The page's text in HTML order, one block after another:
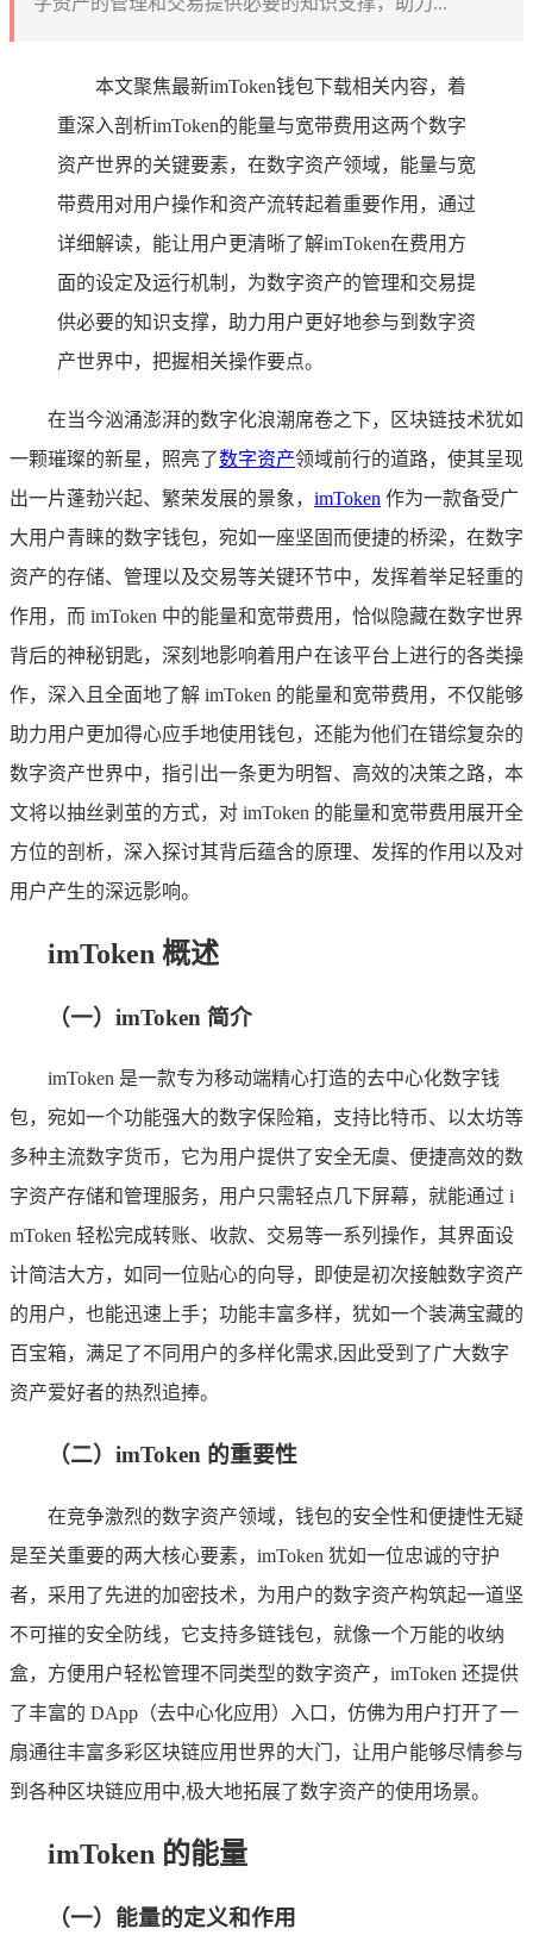
本文聚焦最新imToken钱包下载相关内容，着
重深入剖析imToken的能量与宽带费用这两个数字
资产世界的关键要素，在数字资产领域，能量与宽
带费用对用户操作和资产流转起着重要作用，通过
详细解读，能让用户更清晰了解imToken在费用方
面的设定及运行机制，为数字资产的管理和交易提
供必要的知识支撑，助力用户更好地参与到数字资
产世界中，把握相关操作要点。
在当今汹涌澎湃的数字化浪潮席卷之下，区块链技术犹如
一颗璀璨的新星，照亮了数字资产领域前行的道路，使其呈现
出一片蓬勃兴起、繁荣发展的景象， imToken 作为一款备受广
大用户青睐的数字钱包，宛如一座坚固而便捷的桥梁，在数字
资产的存储、管理以及交易等关键环节中，发挥着举足轻重的
作用，而 imToken 中的能量和宽带费用，恰似隐藏在数字世界
背后的神秘钥匙，深刻地影响着用户在该平台上进行的各类操
作，深入且全面地了解 imToken 的能量和宽带费用，不仅能够
助力用户更加得心应手地使用钱包，还能为他们在错综复杂的
数字资产世界中，指引出一条更为明智、高效的决策之路，本
文将以抽丝剥茧的方式，对 imToken 的能量和宽带费用展开全
方位的剖析，深入探讨其背后蕴含的原理、发挥的作用以及对
用户产生的深远影响。
imToken 概述
（一）imToken 简介
imToken 是一款专为移动端精心打造的去中心化数字钱
包，宛如一个功能强大的数字保险箱，支持比特币、以太坊等
多种主流数字货币，它为用户提供了安全无虞、便捷高效的数
字资产存储和管理服务，用户只需轻点几下屏幕，就能通过 i
mToken 轻松完成转账、收款、交易等一系列操作，其界面设
计简洁大方，如同一位贴心的向导，即使是初次接触数字资产
的用户，也能迅速上手；功能丰富多样，犹如一个装满宝藏的
百宝箱，满足了不同用户的多样化需求,因此受到了广大数字
资产爱好者的热烈追捧。
（二）imToken 的重要性
在竞争激烈的数字资产领域，钱包的安全性和便捷性无疑
是至关重要的两大核心要素，imToken 犹如一位忠诚的守护
者，采用了先进的加密技术，为用户的数字资产构筑起一道坚
不可摧的安全防线，它支持多链钱包，就像一个万能的收纳
盒，方便用户轻松管理不同类型的数字资产，imToken 还提供
了丰富的 DApp（去中心化应用）入口，仿佛为用户打开了一
扇通往丰富多彩区块链应用世界的大门，让用户能够尽情参与
到各种区块链应用中,极大地拓展了数字资产的使用场景。
imToken 的能量
（一）能量的定义和作用